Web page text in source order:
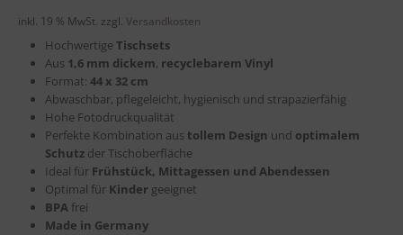
inkl. 19 % MwSt. zzgl. Versandkosten
HochwertigeTischsets
Aus 1,6 mm dickem, recyclebarem Vinyl
Format: 44 x 32 cm
Abwaschbar, pflegeleicht, hygienisch und strapazierfähig
Hohe Fotodruckqualität
Perfekte Kombination aus tollem Design und optimalem
Schutzder Tischoberfläche
Ideal für Frühstück, Mittagessen und Abendessen
Optimal für Kindergeeignet
BPAfrei
Made in Germany